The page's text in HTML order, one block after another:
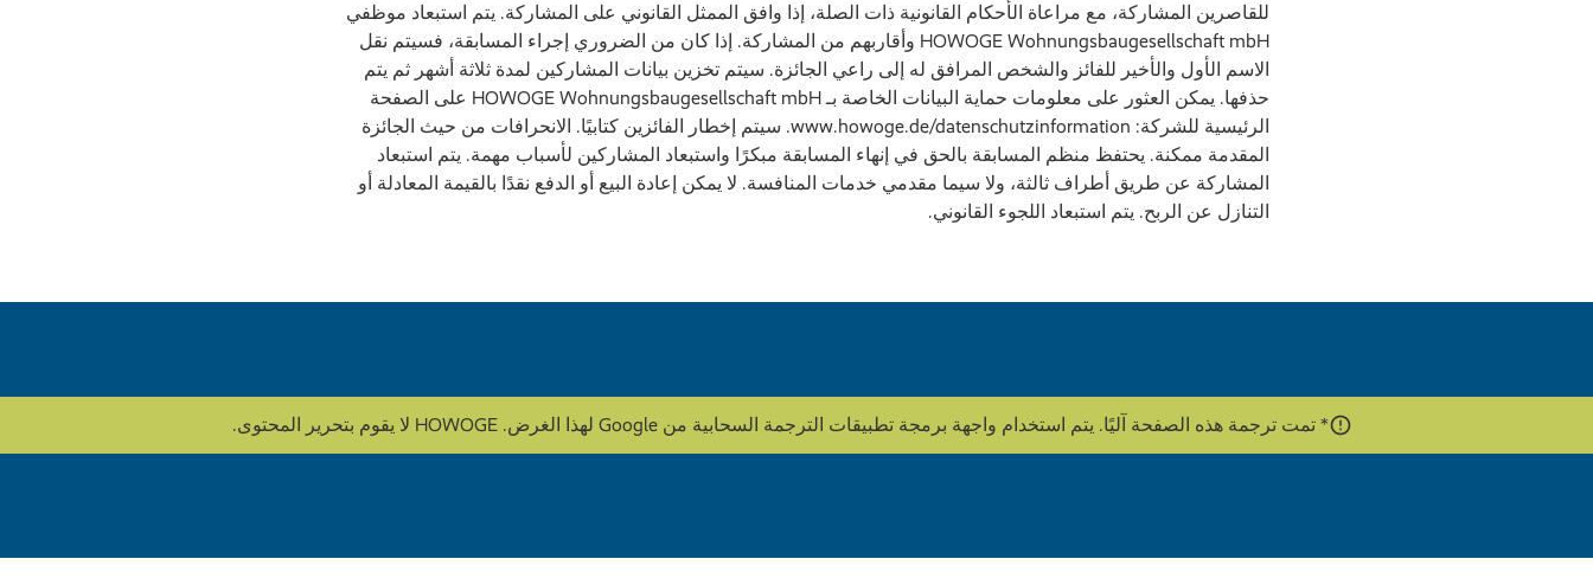
للقاصرين المشاركة، مع مراعاة الأحكام القانونية ذات الصلة، إذا وافق الممثل القانوني على المشاركة. يتم استبعاد موظفي
HOWOGE Wohnungsbaugesellschaft mbH وأقاربهم من المشاركة. إذا كان من الضروري إجراء المسابقة، فسيتم نقل
الاسم الأول والأخير للفائز والشخص المرافق له إلى راعي الجائزة. سيتم تخزين بيانات المشاركين لمدة ثلاثة أشهر ثم يتم
حذفها. يمكن العثور على معلومات حماية البيانات الخاصة بـ HOWOGE Wohnungsbaugesellschaft mbH على الصفحة
الرئيسية للشركة: www.howoge.de/datenschutzinformation. سيتم إخطار الفائزين كتابيًا. الانحرافات من حيث الجائزة
المقدمة ممكنة. يحتفظ منظم المسابقة بالحق في إنهاء المسابقة مبكرًا واستبعاد المشاركين لأسباب مهمة. يتم استبعاد
المشاركة عن طريق أطراف ثالثة، ولا سيما مقدمي خدمات المنافسة. لا يمكن إعادة البيع أو الدفع نقدًا بالقيمة المعادلة أو
التنازل عن الربح. يتم استبعاد اللجوء القانوني.
* تمت ترجمة هذه الصفحة آليًا. يتم استخدام واجهة برمجة تطبيقات الترجمة السحابية من Google لهذا الغرض. HOWOGE لا يقوم بتحرير المحتوى.